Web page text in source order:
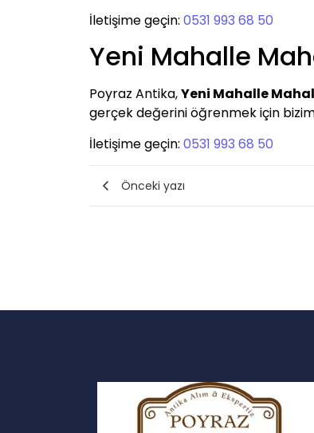
İletişime geçin: 0531 993 68 50
Yeni Mahalle
Poyraz Antika,Yeni Mahalle
gerçek değerini öğrenmek için
İletişime geçin: 0531 993 68 50
Önceki yazı